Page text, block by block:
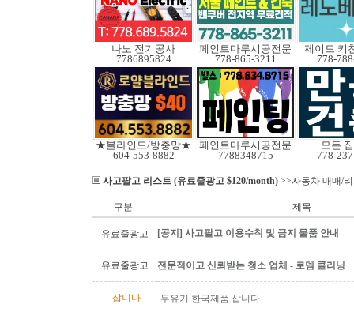
나노 전기공사
7786895824
페인트마루시공전문
778-865-3211
제이드 키
778-
★블라인드/방충망★
604-553-8882
페인트마루시공전문
7788348715
모든
778-
사고팔고 리스트 (유료줄광고 $120/month) >>자동차 매매/
구분 제목
유료줄광고 [공지] 사고팔고 이용수칙 및 금지 물품 안내
유료줄광고 전문적이고 신뢰받는 청소 업체 - 로뎀 클리닝
삽니다 두유기 한국제품 삽니다